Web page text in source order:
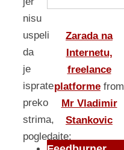
nisu
uspeli
da
je
isprate
preko
strima,
pogledajte:
Zarada na
Internetu,
freelance
platforme from
Mr Vladimir
Stankovic